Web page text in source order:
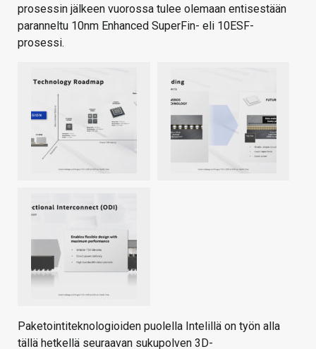
prosessin jälkeen vuorossa tulee olemaan entisestään
paranneltu 10nm Enhanced SuperFin- eli 10ESF-
prosessi.
Paketointiteknologioiden puolella Intelillä on työn alla
tällä hetkellä seuraavan sukupolven 3D-